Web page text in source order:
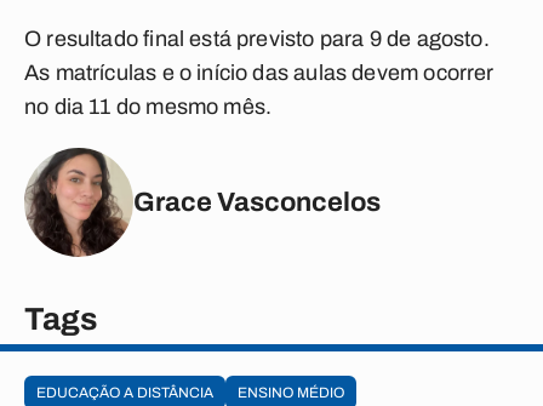
O resultado final está previsto para 9 de agosto.
As matrículas e o início das aulas devem ocorrer
no dia 11 do mesmo mês.
Grace Vasconcelos
Tags
EDUCAÇÃO A DISTÂNCIA
ENSINO MÉDIO